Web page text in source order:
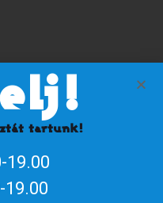
naptártartunk!
19.00
19.00